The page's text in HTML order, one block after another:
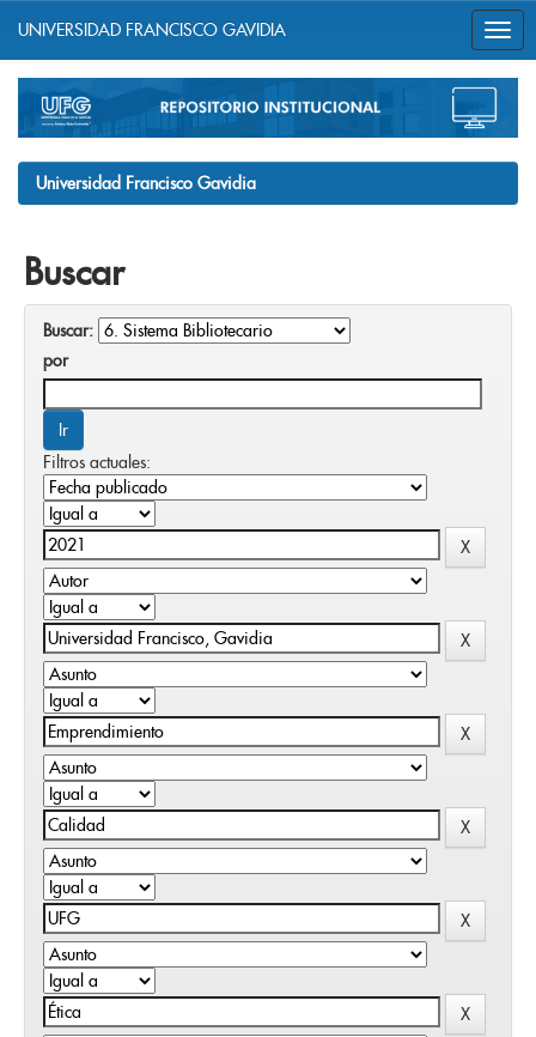
navigation
UNIVERSIDAD FRANCISCO GAVIDIA
Universidad Francisco Gavidia
Buscar
Buscar:
por
Filtros actuales: